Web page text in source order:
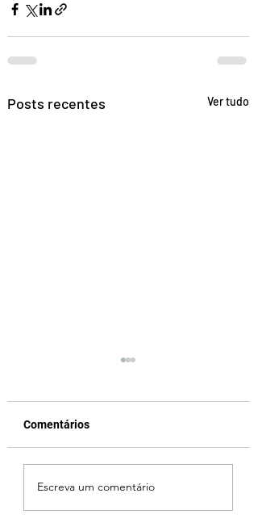
Posts recentes Ver tudo
Fechamento da Ponte
Quinca Mariano muda
rotina de turistas e
Comentários
Escreva um comentário